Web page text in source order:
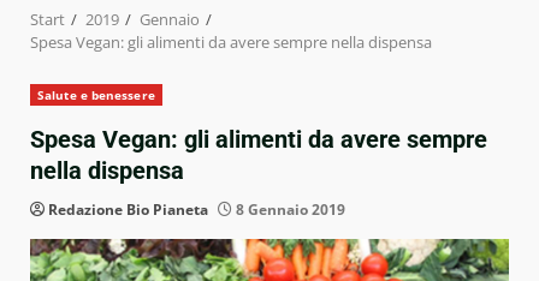
Start 2019
Gennaio
Spesa Vegan: gli alimenti da avere sempre nella dispensa
Salute e benessere
Spesa Vegan: gli alimenti da avere sempre
nella dispensa
Redazione Bio Pianeta 8 Gennaio 2019